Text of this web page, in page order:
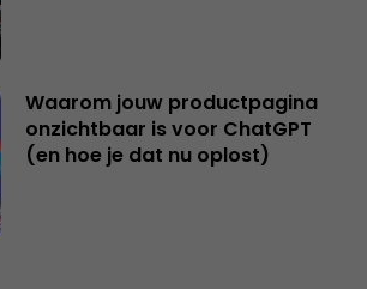
Waarom jouw productpagina
onzichtbaar is voor ChatGPT
(en hoe je dat nu oplost)